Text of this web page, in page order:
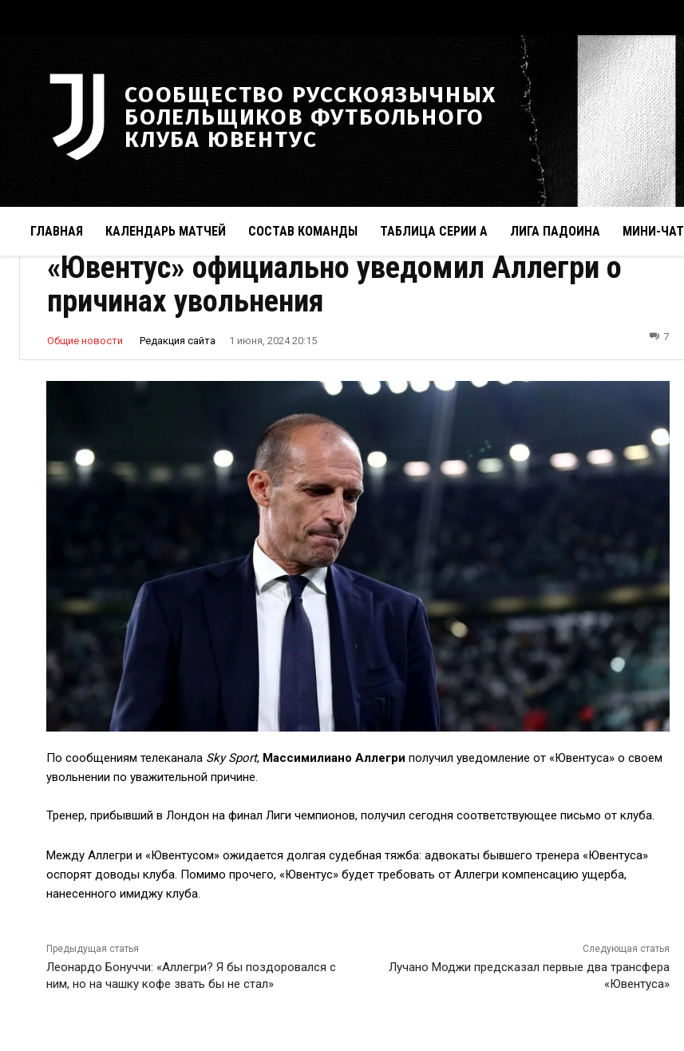
СООБЩЕСТВО РУССКОЯЗЫЧНЫХ
БОЛЕЛЬЩИКОВ ФУТБОЛЬНОГО
КЛУБА ЮВЕНТУС
ГЛАВНАЯ КАЛЕНДАРЬ МАТЧЕЙ СОСТАВ КОМАНДЫ ТАБЛИЦА СЕРИИ А ЛИГА ПАДОИНА МИНИ-ЧАТ
«Ювентус» официально уведомил Аллегри о
причинах увольнения
Общие новости Редакция сайта 1 июня, 2024 20:15 7
По сообщениям телеканала Sky Sport, Массимилиано Аллегри получил уведомление от «Ювентуса» о своем
увольнении по уважительной причине.
Тренер, прибывший в Лондон на финал Лиги чемпионов, получил сегодня соответствующее письмо от клуба.
Между Аллегри и «Ювентусом» ожидается долгая судебная тяжба: адвокаты бывшего тренера «Ювентуса»
оспорят доводы клуба. Помимо прочего, «Ювентус» будет требовать от Аллегри компенсацию ущерба,
нанесенного имиджу клуба.
Предыдущая статья
Леонардо Бонуччи: «Аллегри? Я бы поздоровался с
ним, но на чашку кофе звать бы не стал»
Следующая статья
Лучано Моджи предсказал первые два трансфера
«Ювентуса»